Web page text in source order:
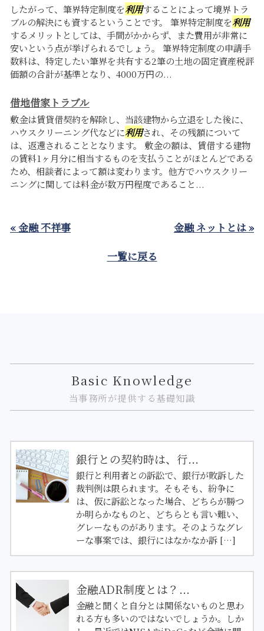
したがって、筆界特定制度を利用することによって境界トラ
ブルの解決にも資するということです。 筆界特定制度を利用
するメリットとしては、手間がかからず、また費用が非常に
安いという点が挙げられるでしょう。 筆界特定制度の申請手
数料は、特定したい筆界を共有する2筆の土地の固定資産税評
価額の合計が基準となり、4000万円の...
借地借家トラブル
敷金は賃貸借契約を解除し、当該建物から立退をした後に、
ハウスクリーニング代などに利用され、その残額について
は、返還されることとなります。 敷金の額は、賃借する建物
の賃料1ヶ月分に相当するものを支払うことがほとんどである
ため、相談者によって額は変わります。他方でハウスクリー
ニングに関しては料金が数万円程度であること...
« 金融 不祥事
金融 ネットとは »
一覧に戻る
Basic Knowledge
当事務所が提供する基礎知識
銀行との契約時は、行...
銀行と利用者との訴訟で、銀行が敗訴した
裁判例は限られます。そもそも、紛争に
は、仮に訴訟となった場合、どちらが勝つ
か明らかなものと、どちらとも言い難い、
グレーなものがあります。そのようなグレ
ーな事案では、銀行にはなかなか訴 […]
金融ADR制度とは？...
金融と聞くと自分とは関係ないものと思わ
れる方も多いのではないでしょうか。しか